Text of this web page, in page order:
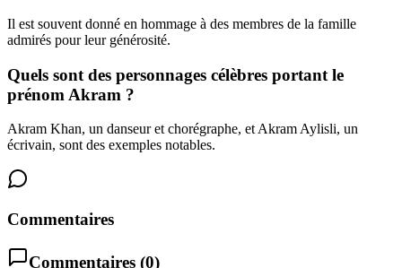
Il est souvent donné en hommage à des membres de la famille
admirés pour leur générosité.
Quels sont des personnages célèbres portant le
prénom Akram ?
Akram Khan, un danseur et chorégraphe, et Akram Aylisli, un
écrivain, sont des exemples notables.
Commentaires
Commentaires (0)